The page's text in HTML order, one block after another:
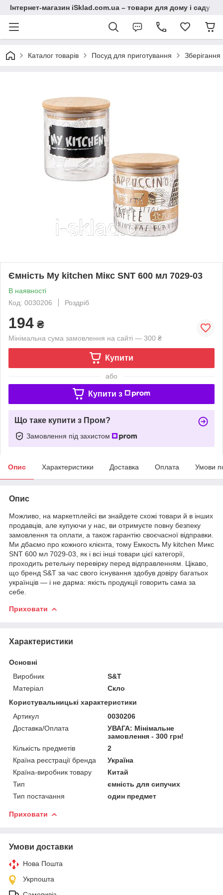
Інтернет-магазин iSklad.com.ua – товари для дому і саду
Каталог товарів Посуд для приготування Зберігання
Ємність My kitchen Мікс SNT 600 мл 7029-03
В наявності
Код: 0030206
Роздріб
194 ₴
Мінімальна сума замовлення на сайті — 300 ₴
Купити
або
Купити з
Що таке купити з Пром?
Замовлення під захистом
Опис Характеристики Доставка Оплата Умови
Опис
Можливо, на маркетплейсі ви знайдете схожі товари й в інших
продавців, але купуючи у нас, ви отримуєте повну безпеку
замовлення та оплати, а також гарантію своєчасної відправки.
Ми дбаємо про кожного клієнта, тому Емкость My kitchen Микс
SNT 600 мл 7029-03, як і всі інші товари цієї категорії,
проходить ретельну перевірку перед відправленням. Цікаво,
що бренд S&T за час свого існування здобув довіру багатьох
українців — і не дарма: якість продукції говорить сама за
себе.
Приховати
Характеристики
Основні
Виробник
S&T
Матеріал
Скло
Користувальницькі характеристики
Артикул
0030206
Доставка/Оплата
УВАГА: Мінімальне
замовлення - 300 грн!
Кількість предметів
2
Країна реєстрації бренда
Україна
Країна-виробник товару
Китай
Тип
ємність для сипучих
Тип постачання
один предмет
Приховати
Умови доставки
Нова Пошта
Укрпошта